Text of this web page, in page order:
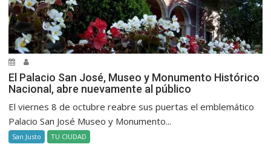
El Palacio San José, Museo y Monumento Histórico
Nacional, abre nuevamente al público
El viernes 8 de octubre reabre sus puertas el emblemático
Palacio San José Museo y Monumento...
San Justo TU CIUDAD